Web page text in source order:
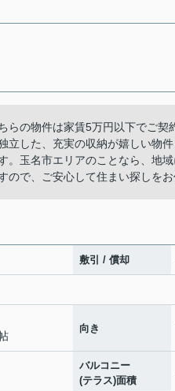
らの物件は家賃5万円以下でご
立した、充実の収納が嬉しい物
。玉名市エリアのことなら、地
で、ご安心して住まい探しをお
敷引 / 償却
向き
バルコニー
(テラス)面積